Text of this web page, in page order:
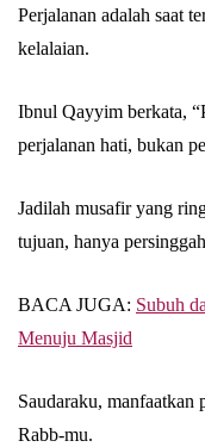
Perjalanan adalah saat
kelalaian.
Ibnul Qayyim berkata,
perjalanan hati, bukan
Jadilah musafir yang
tujuan, hanya
BACA JUGA: Subuh
Menuju Masjid
Saudaraku, manfaatkan
Rabb-mu.